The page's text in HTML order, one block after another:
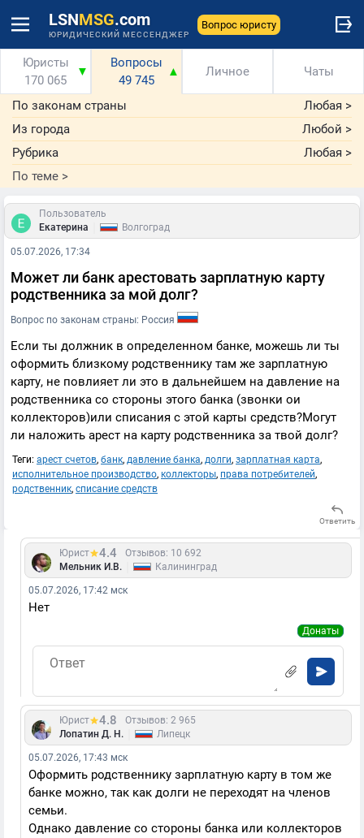
LSNMSG.com
ЮРИДИЧЕСКИЙ МЕССЕНДЖЕР
Вопрос юристу
Юристы
170 065
▼
Вопросы
49 745
▲ Личное Чаты
По законам страны Любая >
Из города
Любой >
Рубрика
Любая >
По теме >
Пользователь
Екатерина
Волгоград
05.07.2026, 17:34
Может ли банк арестовать зарплатную карту
родственника за мой долг?
Вопрос по законам страны: Россия
Если ты должник в определенном банке, можешь ли ты
оформить близкому родственнику там же зарплатную
карту, не повлияет ли это в дальнейшем на давление на
родственника со стороны этого банка (звонки ои
коллекторов)или списания с этой карты средств?Могут
ли наложить арест на карту родственника за твой долг?
Теги: арест счетов, банк, давление банка, долги, зарплатная карта,
исполнительное производство, коллекторы, права потребителей,
родственник, списание средств
Ответить
Юрист 4.4
Отзывов: 10 692
Мельник И.В.
Калининград
05.07.2026, 17:42 мск
Нет
Донаты
Юрист 4.8
Отзывов: 2 965
Лопатин Д. Н.
Липецк
05.07.2026, 17:43 мск
Оформить родственнику зарплатную карту в том же
банке можно, так как долги не переходят на членов
семьи.
Однако давление со стороны банка или коллекторов